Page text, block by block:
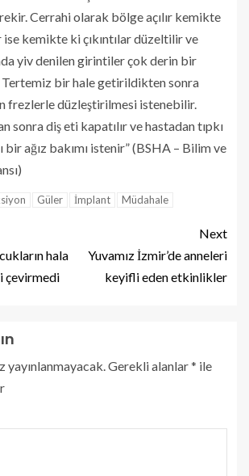
Cerrahi olarak bölge açılır kemikte
kemikte ki çıkıntılar düzeltilir ve
yiv denilen girintiler çok derin bir
bir hale getirildikten sonra
frezlerle düzleştirilmesi istenebilir.
sonra diş eti kapatılır ve hastadan tıpkı
bir ağız bakımı istenir” (BSHA – Bilim ve
Güler İmplant Müdahale
hala
çevirmedi
Next
Yuvamız İzmir’de anneleri
keyifli eden etkinlikler
yayınlanmayacak. Gerekli alanlar* ile